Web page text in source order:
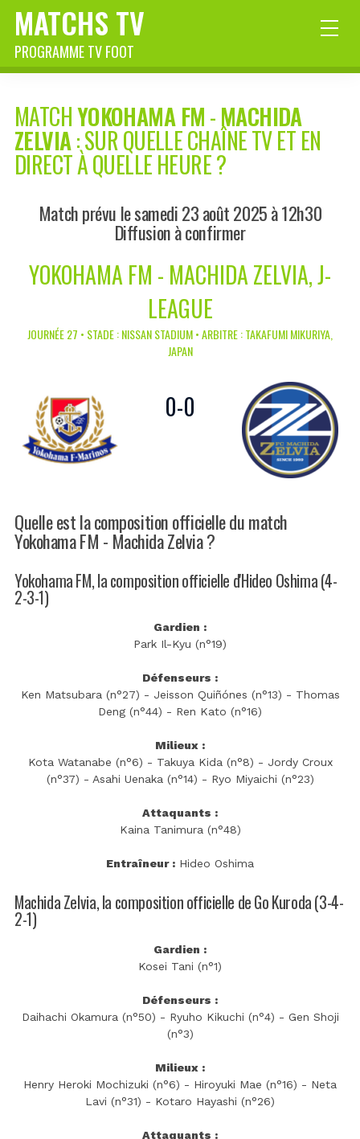
MATCHS TV
PROGRAMME TV FOOT
MATCHYOKOHAMA FM-MACHIDA
ZELVIA: SUR QUELLE CHAÎNE TV ET EN
DIRECT À QUELLE HEURE ?
Match prévu le samedi 23 août 2025 à 12h30
Diffusion à confirmer
YOKOHAMA FM - MACHIDA ZELVIA, J-
LEAGUE
JOURNÉE 27 • STADE : NISSAN STADIUM • ARBITRE : TAKAFUMI MIKURIYA,
JAPAN
0-0
Quelle est la composition officielle du match
Yokohama FM - Machida Zelvia ?
Yokohama FM, la composition officielle d'Hideo Oshima (4-
2-3-1)
Gardien :
Park Il-Kyu (n°19)
Défenseurs :
Ken Matsubara (n°27) - Jeisson Quiñónes (n°13) - Thomas
Deng (n°44) - Ren Kato (n°16)
Milieux :
Kota Watanabe (n°6) - Takuya Kida (n°8) - Jordy Croux
(n°37) - Asahi Uenaka (n°14) - Ryo Miyaichi (n°23)
Attaquants :
Kaina Tanimura (n°48)
Entraîneur : Hideo Oshima
Machida Zelvia, la composition officielle de Go Kuroda (3-4-
2-1)
Gardien :
Kosei Tani (n°1)
Défenseurs :
Daihachi Okamura (n°50) - Ryuho Kikuchi (n°4) - Gen Shoji
(n°3)
Milieux :
Henry Heroki Mochizuki (n°6) - Hiroyuki Mae (n°16) - Neta
Lavi (n°31) - Kotaro Hayashi (n°26)
Attaquants :